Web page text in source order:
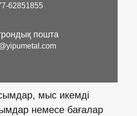
62851855
пошта
мыс икемді
немесе бағалар